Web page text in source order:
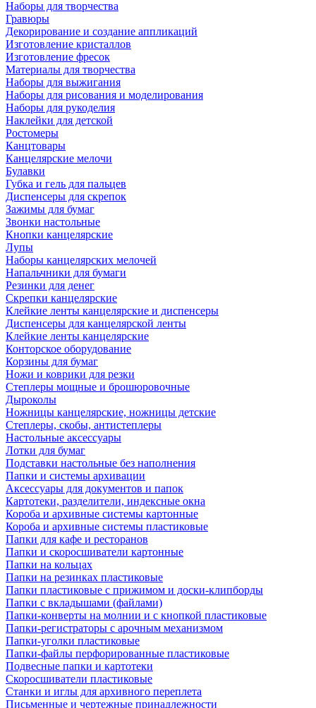
Наборы для творчества
Гравюры
Декорирование и создание аппликаций
Изготовление кристаллов
Изготовление фресок
Материалы для творчества
Наборы для выжигания
Наборы для рисования и моделирования
Наборы для рукоделия
Наклейки для детской
Ростомеры
Канцтовары
Канцелярские мелочи
Булавки
Губка и гель для пальцев
Диспенсеры для скрепок
Зажимы для бумаг
Звонки настольные
Кнопки канцелярские
Лупы
Наборы канцелярских мелочей
Напальчники для бумаги
Резинки для денег
Скрепки канцелярские
Клейкие ленты канцелярские и диспенсеры
Диспенсеры для канцелярской ленты
Клейкие ленты канцелярские
Конторское оборудование
Корзины для бумаг
Ножи и коврики для резки
Степлеры мощные и брошюровочные
Дыроколы
Ножницы канцелярские, ножницы детские
Степлеры, скобы, антистеплеры
Настольные аксессуары
Лотки для бумаг
Подставки настольные без наполнения
Папки и системы архивации
Аксессуары для документов и папок
Картотеки, разделители, индексные окна
Короба и архивные системы картонные
Короба и архивные системы пластиковые
Папки для кафе и ресторанов
Папки и скоросшиватели картонные
Папки на кольцах
Папки на резинках пластиковые
Папки пластиковые с прижимом и доски-клипборды
Папки с вкладышами (файлами)
Папки-конверты на молнии и с кнопкой пластиковые
Папки-регистраторы с арочным механизмом
Папки-уголки пластиковые
Папки-файлы перфорированные пластиковые
Подвесные папки и картотеки
Скоросшиватели пластиковые
Станки и иглы для архивного переплета
Письменные и чертежные принадлежности